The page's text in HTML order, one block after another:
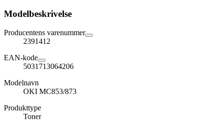
Modelbeskrivelse
Producentens varenummer
2391412
EAN-kode
5031713064206
Modelnavn
OKI MC853/873
Produkttype
Toner